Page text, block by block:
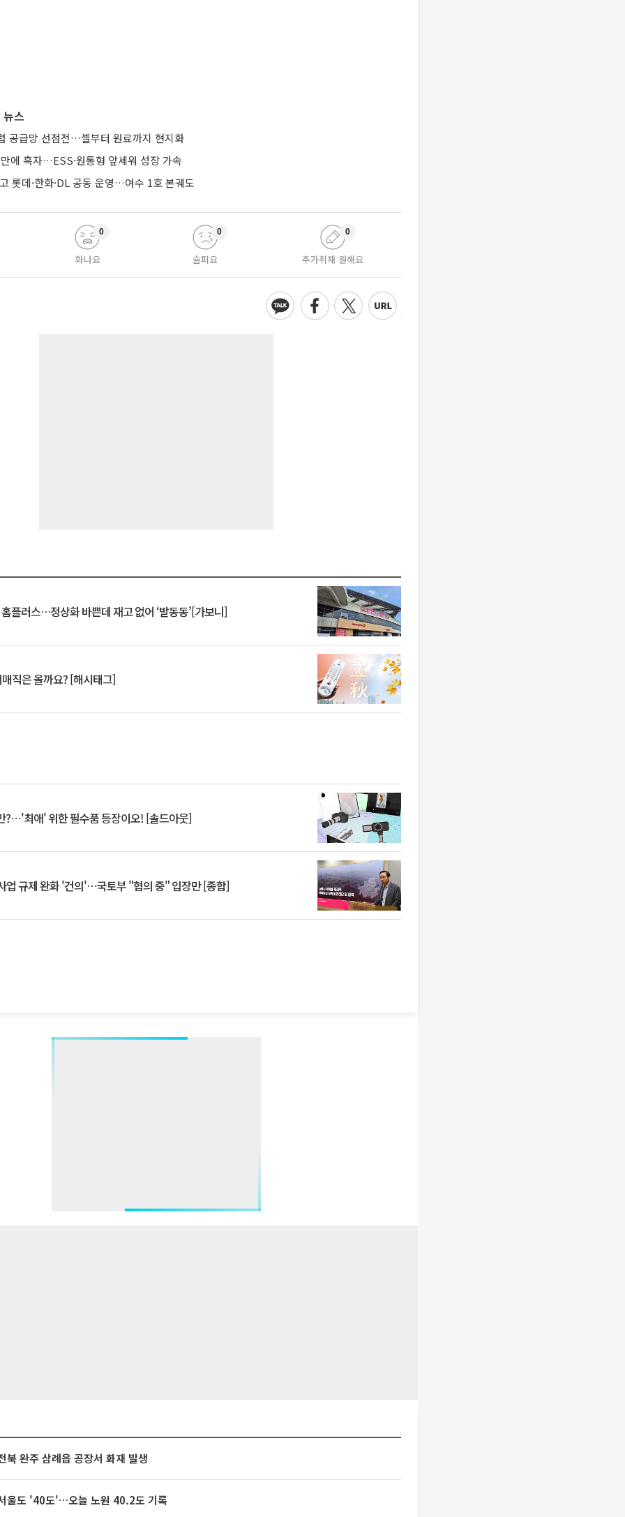
스
공급망 선점전…셀부터 원료까지 현지화
에 흑자…ESS·원통형 앞세워 성장 가속
롯데·한화·DL 공동 운영…여수 1호 본궤도
화나요
0
슬퍼요
0
추가취재 원해요
0
플러스…정상화 바쁜데 재고 없어 ‘발동동’[가보니]
직은 올까요? [해시태그]
?⋯'최애' 위한 필수품 등장이오! [솔드아웃]
업 규제 완화 '건의'⋯국토부 "협의 중" 입장만 [종합]
북 완주 삼례읍 공장서 화재 발생
울도 '40도'…오늘 노원 40.2도 기록